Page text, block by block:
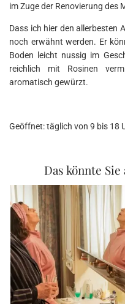
im Zuge der Renovierung des
Dass ich hier den allerbesten
noch erwähnt werden. Er
Boden leicht nussig im
reichlich mit Rosinen
aromatisch gewürzt.
Geöffnet: täglich von 9 bis 18
Das könnte